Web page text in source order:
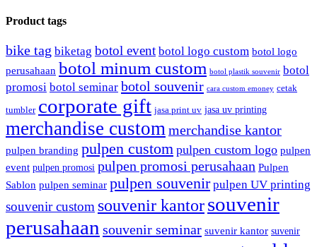
Product tags
bike tag biketag botol event botol logo custom botol logo
perusahaan botol minum custom botol plastik souvenir botol
promosi botol seminar botol souvenir cara custom emoney cetak
tumbler corporate gift jasa print uv jasa uv printing
merchandise custommerchandise kantor
pulpen branding pulpen custom pulpen custom logo pulpen
event pulpen promosi pulpen promosi perusahaan Pulpen
Sablon pulpen seminar pulpen souvenir pulpen UV printing
souvenir custom souvenir kantorsouvenir
perusahaan souvenir seminar suvenir kantor suvenir